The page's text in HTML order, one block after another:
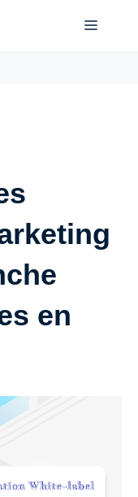
Menu
en